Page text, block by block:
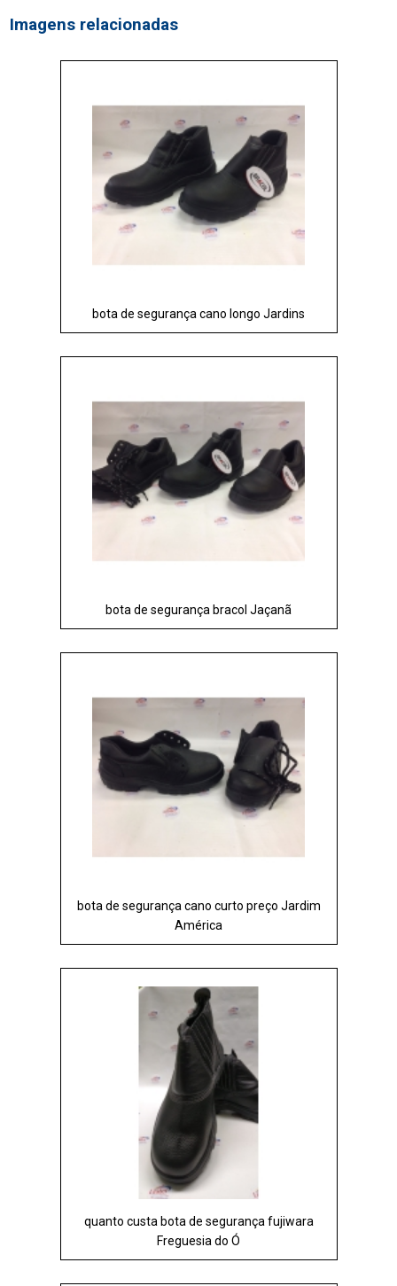
Imagens relacionadas
bota de segurança cano longo Jardins
bota de segurança bracol Jaçanã
bota de segurança cano curto preço Jardim
América
quanto custa bota de segurança fujiwara
Freguesia do Ó